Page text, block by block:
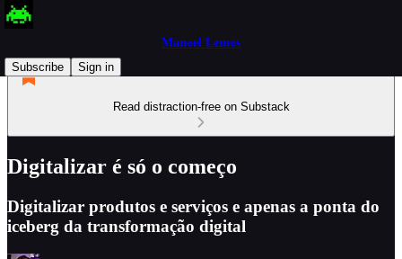
Manoel Lemos
Subscribe
Sign in
Read distraction-free on Substack
Digitalizar é só o começo
Digitalizar produtos e serviços e apenas a ponta do
iceberg da transformação digital